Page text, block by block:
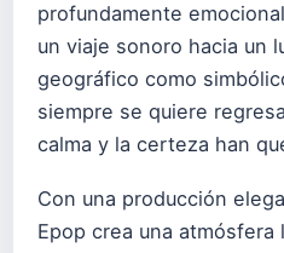
profundamente
un viaje sonoro hacia un
geográfico como
siempre se quiere
calma y la certeza han
Con una producción
Epop crea una atmósfera